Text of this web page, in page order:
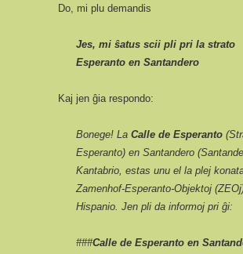
Do, mi plu demandis
Jes, mi ŝatus scii pli pri la strato
Esperanto en Santandero
Kaj jen ĝia respondo:
Bonege! La Calle de Esperanto
Esperanto) en Santandero
Kantabrio, estas unu el la plej
Zamenhof-Esperanto-Objektoj
Hispanio. Jen pli da informoj pri ĝi:
###Calle de Esperanto en